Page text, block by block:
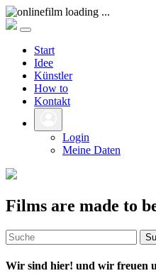
Start
Idee
Künstler
How to
Kontakt
Login
Meine Daten
Films are made to
Wir sind hier! und wir freuen